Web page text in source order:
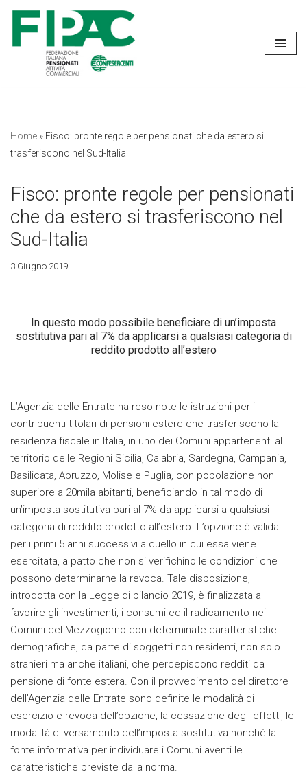
Vai
contenuto
Home » Fisco: pronte regole per pensionati che da estero si
trasferiscono nel Sud-Italia
Fisco: pronte regole per pensionati
che da estero si trasferiscono nel
Sud-Italia
3 Giugno 2019
In questo modo possibile beneficiare di un’imposta
sostitutiva pari al 7% da applicarsi a qualsiasi categoria di
reddito prodotto all’estero
L’Agenzia delle Entrate ha reso note le istruzioni per i
contribuenti titolari di pensioni estere che trasferiscono la
residenza fiscale in Italia, in uno dei Comuni appartenenti al
territorio delle Regioni Sicilia, Calabria, Sardegna, Campania,
Basilicata, Abruzzo, Molise e Puglia, con popolazione non
superiore a 20mila abitanti, beneficiando in tal modo di
un’imposta sostitutiva pari al 7% da applicarsi a qualsiasi
categoria di reddito prodotto all’estero. L’opzione è valida
per i primi 5 anni successivi a quello in cui essa viene
esercitata, a patto che non si verifichino le condizioni che
possono determinarne la revoca. Tale disposizione,
introdotta con la Legge di bilancio 2019, è finalizzata a
favorire gli investimenti, i consumi ed il radicamento nei
Comuni del Mezzogiorno con determinate caratteristiche
demografiche, da parte di soggetti non residenti, non solo
stranieri ma anche italiani, che percepiscono redditi da
pensione di fonte estera. Con il provvedimento del direttore
dell’Agenzia delle Entrate sono definite le modalità di
esercizio e revoca dell’opzione, la cessazione degli effetti, le
modalità di versamento dell’imposta sostitutiva nonché la
fonte informativa per individuare i Comuni aventi le
caratteristiche previste dalla norma.